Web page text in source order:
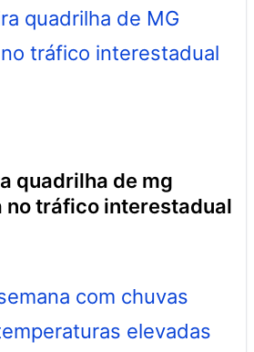
no tráfico interestadual